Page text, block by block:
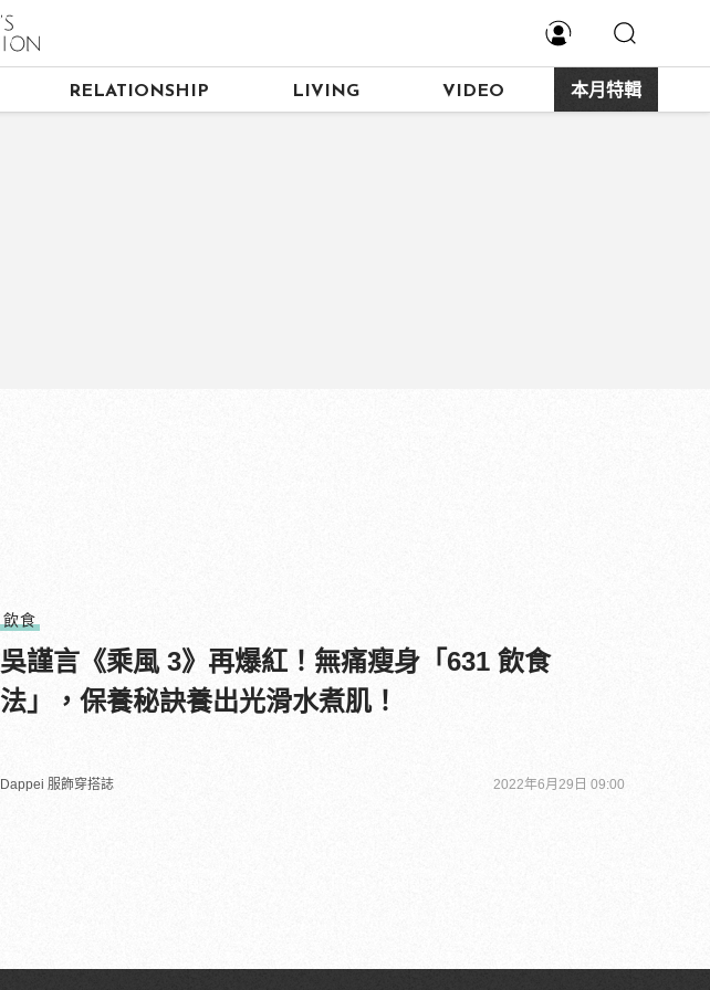
RELATIONSHIP LIVING VIDEO 本月特輯
飲食
吳謹言《乘風 3》再爆紅！無痛瘦身「631 飲食
法」，保養秘訣養出光滑水煮肌！
Dappei 服飾穿搭誌 2022年6月29日 09:00